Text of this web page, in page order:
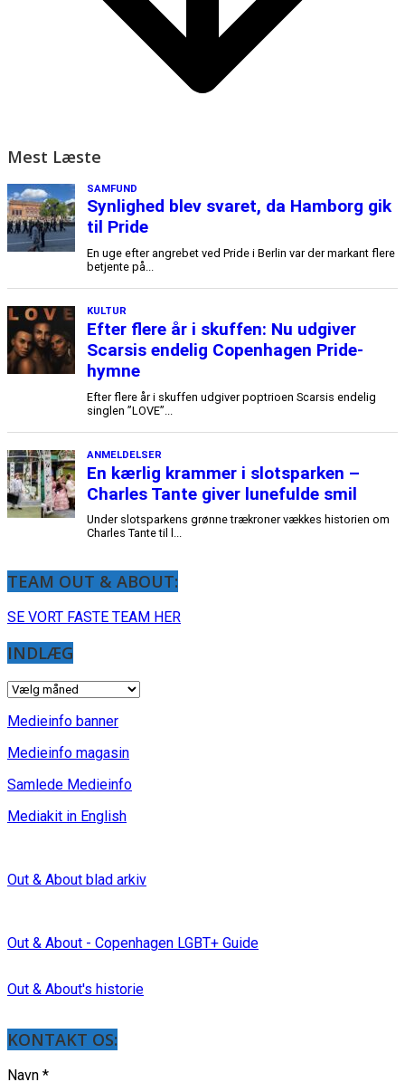
Mest Læste
TEAM OUT & ABOUT:
SE VORT FASTE TEAM HER
INDLÆG
INDLÆG
Medieinfo banner
Medieinfo magasin
Samlede Medieinfo
Mediakit in English
Out & About blad arkiv
Out & About - Copenhagen LGBT+ Guide
Out & About's historie
KONTAKT OS:
Navn *